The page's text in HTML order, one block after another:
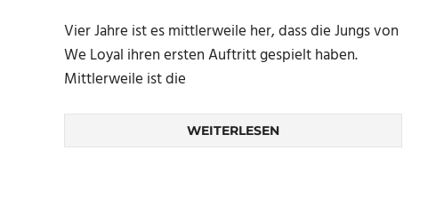
Vier Jahre ist es mittlerweile her, dass die Jungs von
We Loyal ihren ersten Auftritt gespielt haben.
Mittlerweile ist die
WEITERLESEN